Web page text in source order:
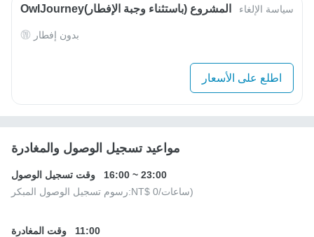
OwlJourneyالمشروع (باستثناء وجبة الإفطار) سياسة الإلغاء
بدون إفطار
اطلع على الأسعار
مواعيد تسجيل الوصول والمغادرة
وقت تسجيل الوصول 16:00 ~ 23:00
رسوم تسجيل الوصول المبكر:NT$ 0 /ساعات)
وقت المغادرة 11:00